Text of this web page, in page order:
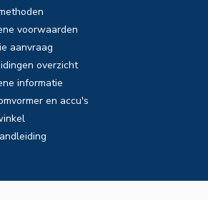
voorwaarden
aanvraag
overzicht
informatie
en accu's